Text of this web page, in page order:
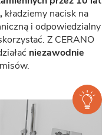
kładziemy nacisk na
i odpowiedzialny
Z CERANO
niezawodnie